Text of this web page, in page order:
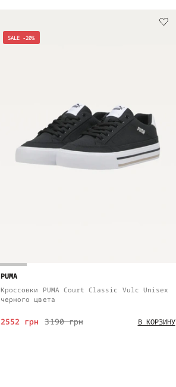
SALE -20%
PUMA
Кроссовки PUMA Court Classic Vulc Unisex
черного цвета
3190 грн
2552 грн В КОРЗИНУ